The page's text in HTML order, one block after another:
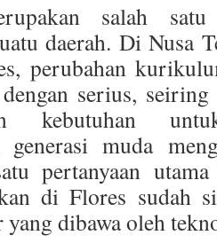
salah
daerah. Di Nusa
perubahan
serius,
kebutuhan
generasi muda
pertanyaan
di Flores sudah
yang dibawa oleh